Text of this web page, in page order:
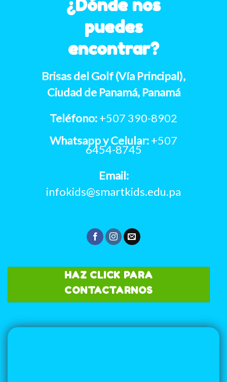
¿Dónde nos
puedes
encontrar?
Brisas del Golf (Vía Principal),
Ciudad de Panamá, Panamá
Teléfono:+507 390-8902
Whatsapp y Celular:+507
6454-8745
Email:
infokids@smartkids.edu.pa
HAZ CLICK PARA
CONTACTARNOS